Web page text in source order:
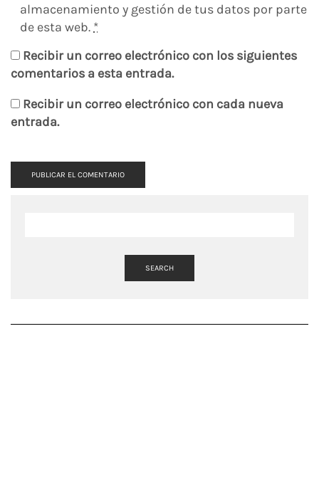
almacenamiento y gestión de tus datos por parte
de esta web. *
Recibir un correo electrónico con los siguientes
comentarios a esta entrada.
Recibir un correo electrónico con cada nueva
entrada.
SEARCH